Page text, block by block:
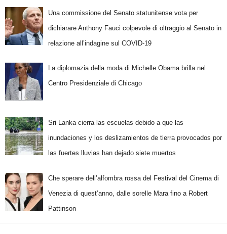
Una commissione del Senato statunitense vota per
dichiarare Anthony Fauci colpevole di oltraggio al Senato in
relazione all’indagine sul COVID-19
La diplomazia della moda di Michelle Obama brilla nel
Centro Presidenziale di Chicago
Sri Lanka cierra las escuelas debido a que las
inundaciones y los deslizamientos de tierra provocados por
las fuertes lluvias han dejado siete muertos
Che sperare dell’alfombra rossa del Festival del Cinema di
Venezia di quest’anno, dalle sorelle Mara fino a Robert
Pattinson